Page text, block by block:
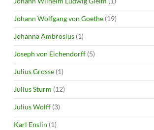
Johann Wolfgang von Goethe (19)
Johanna Ambrosius (1)
Joseph von Eichendorff (5)
Julius Grosse (1)
Julius Sturm (12)
Julius Wolff (3)
Karl Enslin (1)